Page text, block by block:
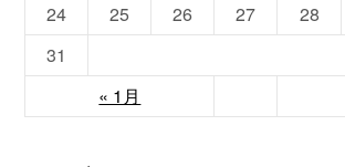
« 1月
24
25 26 27 28
31